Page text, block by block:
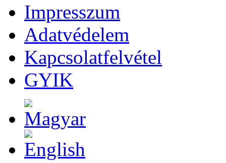
Impresszum
Adatvédelem
Kapcsolatfelvétel
GYIK